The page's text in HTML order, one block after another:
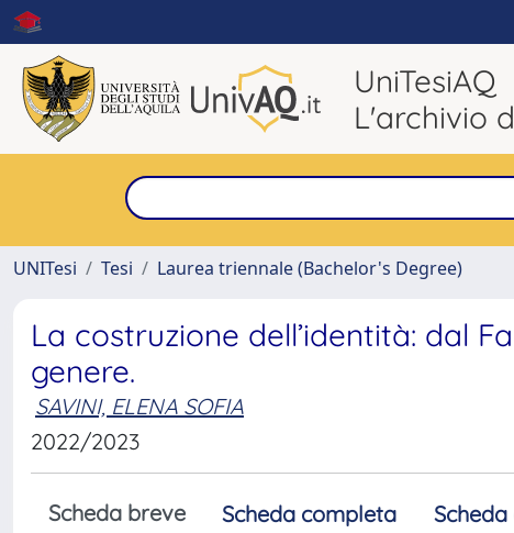
UniTesiAQ
L'archivio
UNITesi
Tesi Laurea triennale (Bachelor's Degree)
La costruzione dell’identità: dal
genere.
SAVINI, ELENA SOFIA
2022/2023
Scheda breve Scheda completa